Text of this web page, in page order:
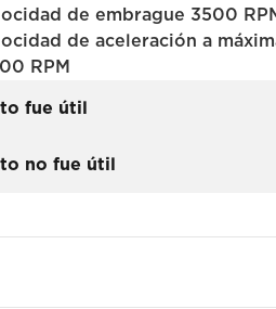
de embrague 3500
de aceleración a
RPM
fue útil
no fue útil